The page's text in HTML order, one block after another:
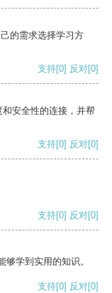
的需求选择学习方
支持[0] 反对[0]
安全性的连接，并帮
支持[0] 反对[0]
支持[0] 反对[0]
学到实用的知识。
支持[0] 反对[0]